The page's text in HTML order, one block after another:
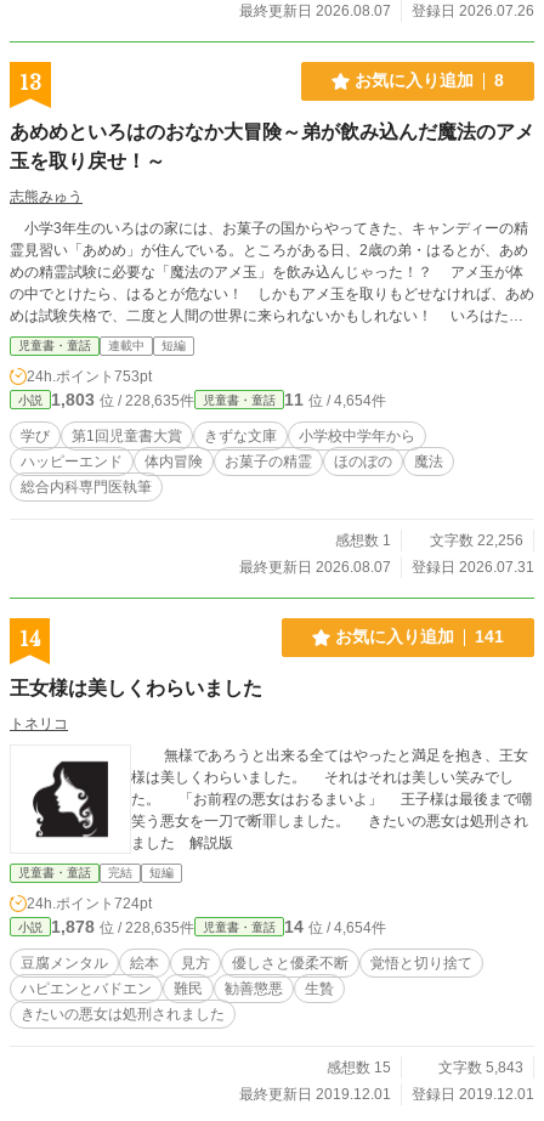
最終更新日 2026.08.07
登録日 2026.07.26
13 お気に入り追加 8
あめめといろはのおなか大冒険～弟が飲み込んだ魔法のアメ
玉を取り戻せ！～
志熊みゅう
小学3年生のいろはの家には、お菓子の国からやってきた、キャンディーの精
霊見習い「あめめ」が住んでいる。ところがある日、2歳の弟・はるとが、あめ
めの精霊試験に必要な「魔法のアメ玉」を飲み込んじゃった！？ アメ玉が体
の中でとけたら、はるとが危ない！ しかもアメ玉を取りもどせなければ、あめ
めは試験失格で、二度と人間の世界に来られないかもしれない！ いろはたち
は、あめめの魔法で10円玉くらいに小さくなって、はるとのおなかの中へ飛び
こんだ。 食道は、超高速ウォータースライダー。胃の中では、食べ物の大波
がせまってくる！ 小腸はうねうね動いて終わりが見えないし、大腸ではうんち
が詰まって外に出られない！ いろは、あめめ、そして医学部生のひなた兄ち
ゃんは、魔法のアメ玉を見つけ、無事に帰ってこられるのか？ そしてお菓子
の国では、こわいこわい精霊王とちょっぴりいじわるなマカロンの精霊が待って
いて――。 読んでいるうちに、体のしくみにもくわしくなれる！ おなかの
中からお菓子の国までかけめぐるドタバタ大冒険！ ☆第1回児童書大賞応募作で
☆小説家になろうの日間童話(すべて)ランキングで1位獲得しました。(2026/8/1)
☆小説家になろうの週間童話(連載中)ランキングで2位獲得しました。(2026/8/1)
児童書・童話 連載中 短編
24h.ポイント 753pt
小説 1,803 位 / 228,635件 児童書・童話 11 位 / 4,654件
学び 第1回児童書大賞 きずな文庫
小学校中学年から
ハッピーエンド
体内冒険 お菓子の精霊 ほのぼの
魔法
総合内科専門医執筆
感想数 1
文字数 22,256
最終更新日 2026.08.07
登録日 2026.07.31
14 お気に入り追加 141
王女様は美しくわらいました
トネリコ
無様であろうと出来る全てはやったと満足を抱き、王女
様は美しくわらいました。 それはそれは美しい笑みでし
た。 「お前程の悪女はおるまいよ」 王子様は最後まで嘲
笑う悪女を一刀で断罪しました。 きたいの悪女は処刑され
ました 解説版
児童書・童話 完結 短編
24h.ポイント 724pt
小説 1,878 位 / 228,635件 児童書・童話 14 位 / 4,654件
豆腐メンタル 絵本 見方 優しさと優柔不断
覚悟と切り捨て
ハピエンとバドエン
難民 勧善懲悪
生贄
きたいの悪女は処刑されました
感想数 15
文字数 5,843
最終更新日 2019.12.01
登録日 2019.12.01